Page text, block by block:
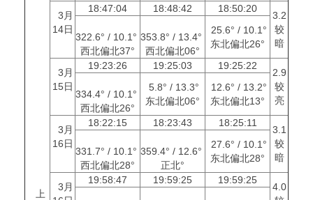
上
3月
14日
18:47:04 18:48:42 18:50:20
3.2
较
暗
322.6° / 10.1°
西北偏北37°
353.8° / 13.4°
西北偏北06°
25.6° / 10.1°
东北偏北26°
3月
15日
19:23:26 19:25:03 19:25:22
2.9
较
亮
334.4° / 10.1°
西北偏北26°
5.8° / 13.3°
东北偏北06°
12.6° / 13.2°
东北偏北13°
3月
16日
18:22:15 18:23:43 18:25:11
3.1
较
暗
331.7° / 10.1°
西北偏北28°
359.4° / 12.6°
正北°
27.6° / 10.1°
东北偏北28°
3月
19:58:47 19:59:25 19:59:25
4.0